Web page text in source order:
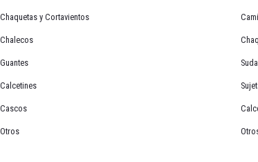
Chaquetas y Cortavientos
Chalecos
Guantes
Calcetines
Cascos
Otros